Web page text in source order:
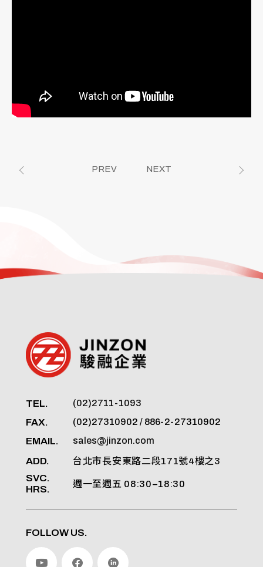
PREV NEXT
TEL. (02)2711-1093
FAX. (02)27310902 / 886-2-27310902
EMAIL. sales@jinzon.com
ADD. 台北市長安東路二段171號4樓之3
SVC.
HRS.
週一至週五 08:30–18:30
FOLLOW US.